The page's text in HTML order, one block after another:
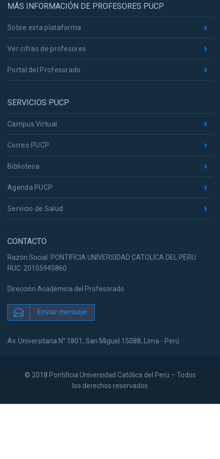
MÁS INFORMACIÓN DE PROFESORES PUCP
Sobre esta plataforma
Ver cifras de profesores
Portal del Profesorado
SERVICIOS PUCP
Campus Virtual
Correo PUCP
Biblioteca
Agenda PUCP
Servicio de Salud
CONTACTO
Razón Social: PONTIFICIA UNIVERSIDAD CATOLICA DEL PERU
RUC: 20155945860
Dirección Académica del Profesorado
Enviar mensaje
Av. Universitaria N° 1801, San Miguel 15088, Lima - Perú
© 2018 Pontificia Universidad Católica del Perú – Todos
los derechos reservados